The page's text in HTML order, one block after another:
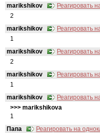
marikshikov
Реагировать
2
marikshikov
Реагировать
1
marikshikov
Реагировать
2
marikshikov
Реагировать
1
marikshikov
Реагировать
>>> marikshikovа
1
Папа
Реагировать на